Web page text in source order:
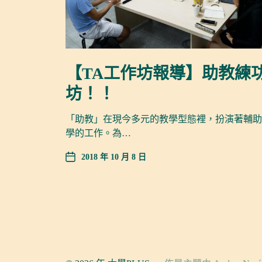
【TA工作坊報導】助教練
坊！！
「助教」在現今多元的教學型態裡，扮演著輔
學的工作。為…
2018 年 10 月 8 日